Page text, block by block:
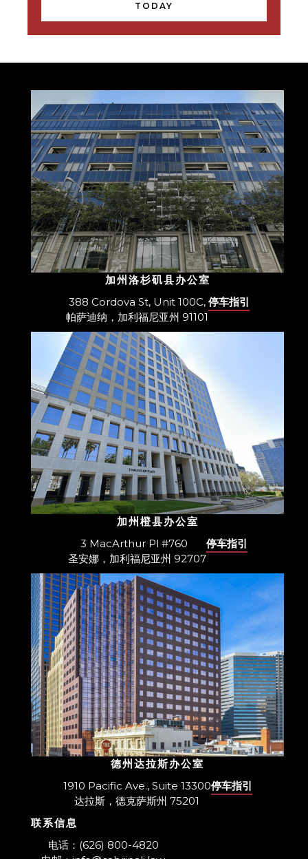
TODAY
加州洛杉矶县办公室
388 Cordova St, Unit 100C,
帕萨迪纳，加利福尼亚州 91101
停车指引
加州橙县办公室
3 MacArthur Pl #760
圣安娜，加利福尼亚州 92707
停车指引
德州达拉斯办公室
1910 Pacific Ave., Suite 13300
达拉斯，德克萨斯州 75201
停车指引
联系信息
​电话：(626) 800-4820